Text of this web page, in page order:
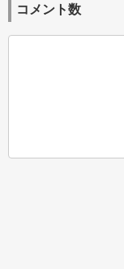
コメント数